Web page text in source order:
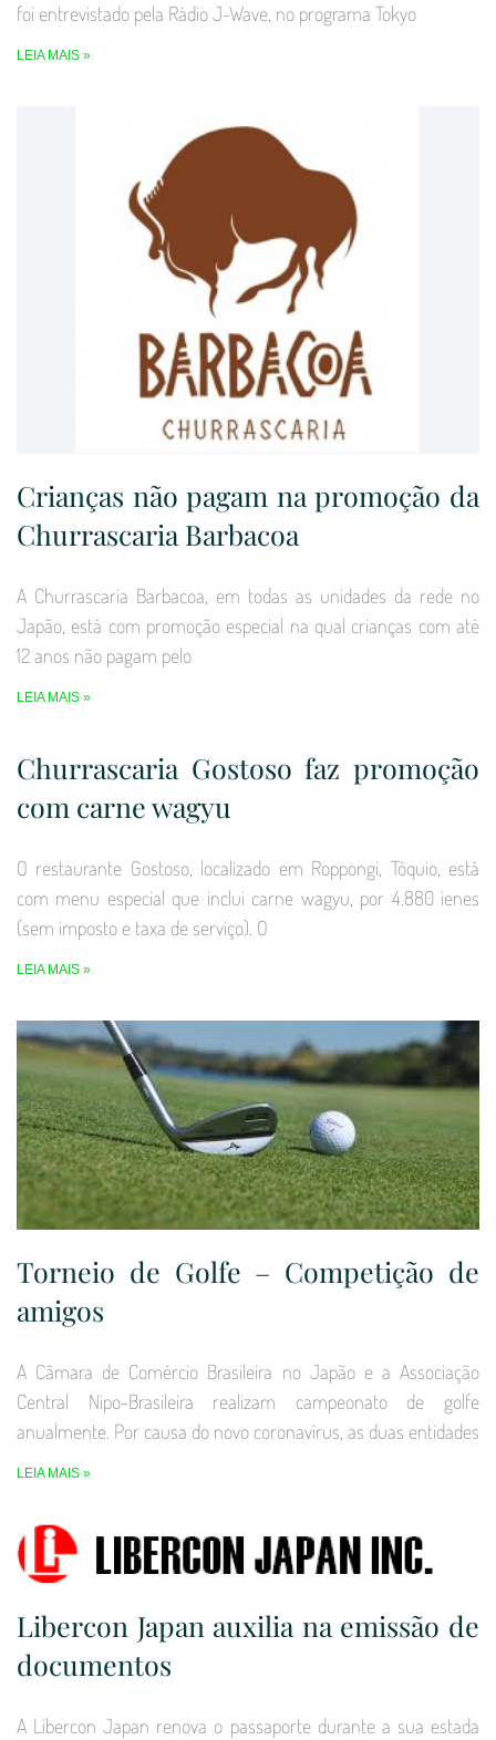
foi entrevistado pela Rádio J-Wave, no programa Tokyo
LEIA MAIS »
Crianças não pagam na promoção da
Churrascaria Barbacoa
A Churrascaria Barbacoa, em todas as unidades da rede no
Japão, está com promoção especial na qual crianças com até
12 anos não pagam pelo
LEIA MAIS »
Churrascaria Gostoso faz promoção
com carne wagyu
O restaurante Gostoso, localizado em Roppongi, Tóquio, está
com menu especial que inclui carne wagyu, por 4.880 ienes
(sem imposto e taxa de serviço). O
LEIA MAIS »
Torneio de Golfe – Competição de
amigos
A Câmara de Comércio Brasileira no Japão e a Associação
Central Nipo-Brasileira realizam campeonato de golfe
anualmente. Por causa do novo coronavírus, as duas entidades
LEIA MAIS »
Libercon Japan auxilia na emissão de
documentos
A Libercon Japan renova o passaporte durante a sua estada